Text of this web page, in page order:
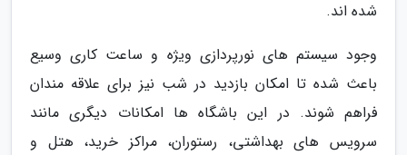
شده اند.
وجود سیستم های نورپردازی ویژه و ساعت کاری وسیع
باعث شده تا امکان بازدید در شب نیز برای علاقه مندان
فراهم شوند. در این باشگاه ها امکانات دیگری مانند
سرویس های بهداشتی، رستوران، مراکز خرید، هتل و